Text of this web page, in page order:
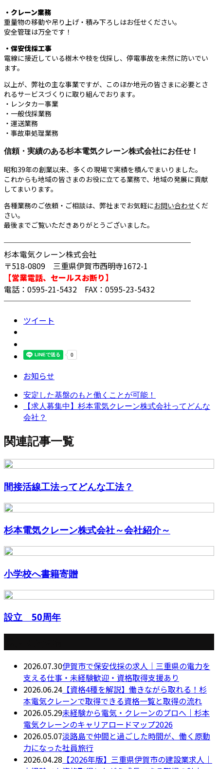
・クレーン業務
重量物の移動や吊り上げ・積み下ろしはお任せください。
安全管理は万全です！
・保安伐採工事
電線に接近している樹木や枝を伐採し、停電事故を未然に防いでい
ます。
以上が、弊社の主な事業ですが、このほか地元の皆さまに必要とさ
れるサービスづくりに取り組んでおります。
・レンタカー事業
・一般伐採業務
・運送業務
・事故車処理業務
信頼・実績のある杉本電気クレーン株式会社にお任せ！
昭和39年の創業以来、多くの現場で実績を積んでまいりました。
これからも地域の皆さまのお役に立てる業務で、地域の発展に貢献
してまいります。
各種業務のご依頼・ご相談は、弊社までお気軽にお問い合わせ くだ
さい。
最後までご覧いただきありがとうございました。
────────────────────────
杉本電気クレーン株式会社
〒518-0809 三重県伊賀市西明寺1672-1
【営業電話、セールスお断り】
電話：0595-21-5432 FAX：0595-23-5432
────────────────────────
ツイート
お知らせ
安定した基盤のもと働くことが可能！
【求人募集中】杉本電気クレーン株式会社ってどんな
会社？
関連記事一覧
間接活線工法ってどんな工法？
杉本電気クレーン株式会社～会社紹介～
小学校へ書籍寄贈
設立 50周年
2026.07.30伊賀市で保安伐採の求人｜三重県の電力を
支える仕事・未経験歓迎・資格取得支援あり
2026.06.24 【資格4種を解説】働きながら取れる！杉
本電気クレーンで取得できる資格一覧と取得の流れ
2026.05.29未経験から電気・クレーンのプロへ｜杉本
電気クレーンのキャリアロードマップ2026
2026.05.07淡路島で仲間と過ごした時間が、働く原動
力になった社員旅行
2026.04.28 【2026年版】三重県伊賀市の建設業求人｜